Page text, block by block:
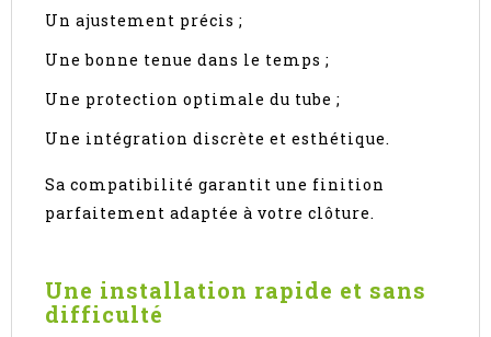
Un ajustement précis ;
Une bonne tenue dans le temps ;
Une protection optimale du tube ;
Une intégration discrète et esthétique.
Sa compatibilité garantit une finition
parfaitement adaptée à votre clôture.
Une installation rapide et sans
difficulté